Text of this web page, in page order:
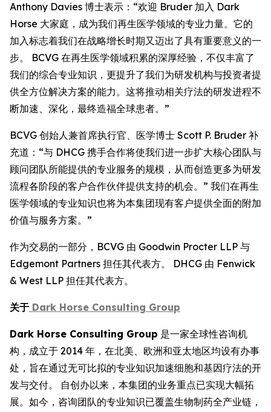
Anthony Davies 博士表示：“欢迎 Bruder 加入 Dark
Horse 大家庭，成为我们再生医学领域的专业力量。它的
加入标志着我们在战略增长时期又迈出了具有重要意义的一
步。 BCVG 在再生医学领域积累的深厚经验，不仅丰富了
我们的综合专业知识，更提升了我们为研发机构与投资者提
供全方位解决方案的能力。这将推动相关疗法的研发进程不
断加速、深化，最终造福全球患者。”
BCVG 创始人兼首席执行官、医学博士 Scott P. Bruder 补
充道：“与 DHCG 携手合作将使我们进一步扩大核心团队与
顾问团队所能提供的专业服务的规模，从而创造更多为研发
流程各阶段的客户合作伙伴提供支持的机会。” 我们在再生
医学领域的专业知识也将为本集团现有客户提供全面的附加
价值与服务方案。”
作为交易的一部分，BCVG 由 Goodwin Procter LLP 与
Edgemont Partners 担任其代表方。 DHCG 由 Fenwick
& West LLP 担任其代表方。
关于 Dark Horse Consulting Group
Dark Horse Consulting Group 是一家全球性咨询机
构，成立于 2014 年，在北美、欧洲和亚太地区均设有办事
处，旨在通过无可比拟的专业知识加速细胞和基因疗法的开
发与交付。 自创办以来，本集团的业务重点已实现大幅拓
展。如今，咨询团队的专业知识已覆盖生物制药全产业链，